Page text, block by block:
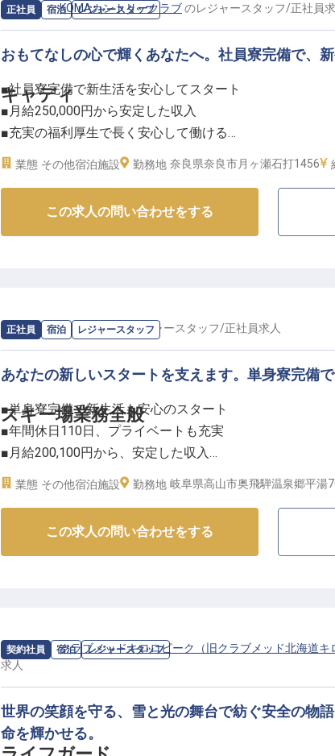
お客様一人ひとりに寄り添い、心に残る思い出を創り出
にしています。
月給240,000円からのスタートに加え、年2回の賞与と年1
しっかりと評価します。
勤務地まで徒歩数分の社員寮も完備しており、水道光熱
と、生活費を抑えて安心して新生活を始められます。
正社員 宿泊 レジャースタッフ
キャディ
求人情報：KOMAカントリークラブのレジャースタッフ/正社員
おもてなしの心で輝くあなたへ。社員寮完備で、
■社員寮完備で新生活を安心してスタート
■月給250,000円から安定した収入
■充実の福利厚生で長く安心して働ける
■シフト制でプライベートも大切にできる
お客様が最高の時間を過ごせるよう、きめ細やかなサポ
予約管理からプレー中の運営管理、コースの維持まで、
あなたのホスピタリティが、お客様の感動へと繋がります
ーー【安心して長く働ける、充実のサポート体制】
社会保険完備はもちろん、結婚祝い金や出産祝い金、産
ベントを大切にするサポートが充実。
社員寮も完備しており、新しい環境での生活も安心です。
資格取得支援制度もあり、あなたの成長を会社全体で応
※2026年03月26日時点の情報です
業態 その他宿泊施設 勤務地 奈良県奈良市月ヶ瀬石打1456
この求人の問い合わせをする
正社員 宿泊 レジャースタッフ
スキー場業務全般
求人情報：ひらゆの森のレジャースタッフ/正社員求人
あなたの新しいスタートを支えます。単身寮完備
■単身寮完備で新生活も安心のスタート
■年間休日110日、プライベートも充実
■月給200,100円から、安定した収入
■スキー場業務で季節の魅力を提供
岐阜県高山市の奥飛騨温泉郷平湯という、四季折々の美
様に心温まるおもてなしを提供しませんか。
あなたのスキルを活かしてください。
お客様の笑顔が直接見られる、喜びあふれるお仕事です。
ーー【安心して長く働ける環境とキャリア】
新しい環境でのスタートを応援するため、単身寮を完備
業態 その他宿泊施設 勤務地 岐阜県高山市奥飛騨温泉郷平湯
この求人の問い合わせをする
契約社員 宿泊 レジャースタッフ
求人情報：クラブメッドキロロピーク（旧クラブメッド北海道キ
求人
世界の笑顔を守る、雪と光の舞台で紡ぐ安全の物
命を輝かせる。